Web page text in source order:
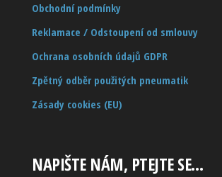
Obchodní podmínky
Reklamace / Odstoupení od smlouvy
Ochrana osobních údajů GDPR
Zpětný odběr použitých pneumatik
Zásady cookies (EU)
NAPIŠTE NÁM, PTEJTE SE…